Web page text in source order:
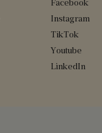
Facebook
Instagram
TikTok
Youtube
LinkedIn